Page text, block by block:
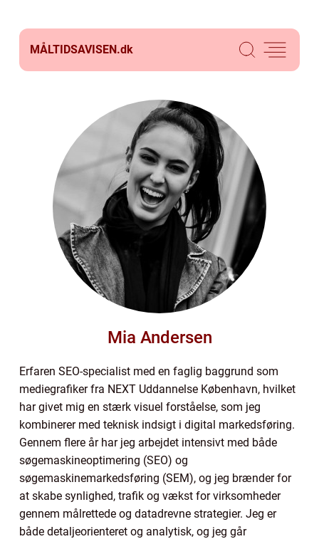
MÅLTIDSAVISEN.dk
Mia Andersen
Erfaren SEO-specialist med en faglig baggrund som
mediegrafiker fra NEXT Uddannelse København, hvilket
har givet mig en stærk visuel forståelse, som jeg
kombinerer med teknisk indsigt i digital markedsføring.
Gennem flere år har jeg arbejdet intensivt med både
søgemaskineoptimering (SEO) og
søgemaskinemarkedsføring (SEM), og jeg brænder for
at skabe synlighed, trafik og vækst for virksomheder
gennem målrettede og datadrevne strategier. Jeg er
både detaljeorienteret og analytisk, og jeg går